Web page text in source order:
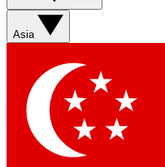
Asia